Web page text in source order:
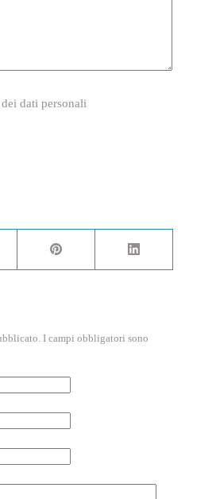
dati personali
I campi obbligatori sono